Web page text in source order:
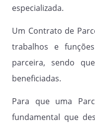
RG n°:
Nome:
RG n°:
especializada.
Um Contrato de
trabalhos e
parceira, sendo
beneficiadas.
Para que uma
fundamental que